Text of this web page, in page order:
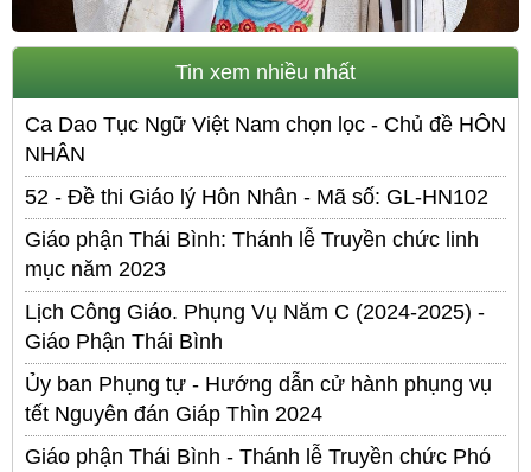
Tin xem nhiều nhất
Ca Dao Tục Ngữ Việt Nam chọn lọc - Chủ đề HÔN
NHÂN
52 - Đề thi Giáo lý Hôn Nhân - Mã số: GL-HN102
Giáo phận Thái Bình: Thánh lễ Truyền chức linh
mục năm 2023
Lịch Công Giáo. Phụng Vụ Năm C (2024-2025) -
Giáo Phận Thái Bình
Ủy ban Phụng tự - Hướng dẫn cử hành phụng vụ
tết Nguyên đán Giáp Thìn 2024
Giáo phận Thái Bình - Thánh lễ Truyền chức Phó